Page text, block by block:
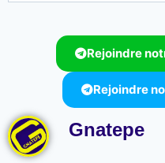
Rejoindre
Rejoindre
Gnatepe